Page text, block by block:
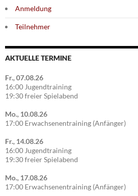
Anmeldung
Teilnehmer
AKTUELLE TERMINE
Fr., 07.08.26
16:00 Jugendtraining
19:30 freier Spielabend
Mo., 10.08.26
17:00 Erwachsenentraining (Anfänger)
Fr., 14.08.26
16:00 Jugendtraining
19:30 freier Spielabend
Mo., 17.08.26
17:00 Erwachsenentraining (Anfänger)